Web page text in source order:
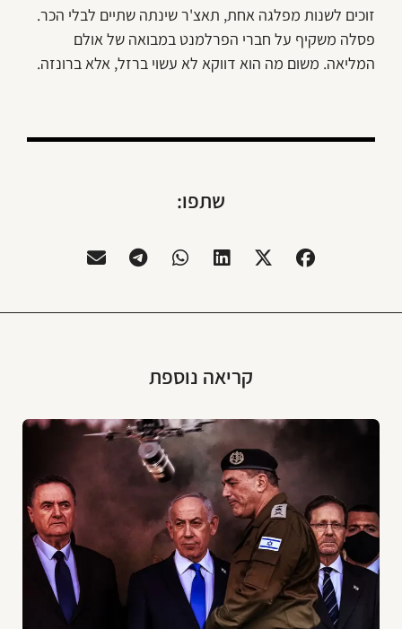
זוכים לשנות מפלגה אחת, תאצ'ר שינתה שתיים לבלי הכר.
פסלה משקיף על חברי הפרלמנט במבואה של אולם
המליאה. משום מה הוא דווקא לא עשוי ברזל, אלא ברונזה.
שתפו:
קריאה נוספת